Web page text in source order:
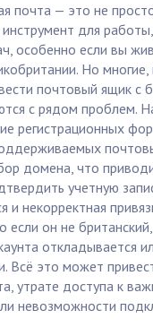
почта — это не
для
особенно если вы
Но многие,
почтовый ящик с
с рядом проблем.
регистрационных
домена, что
учетную
и некорректная
если он не
откладывается
Всё это может
утрате доступа к
невозможности